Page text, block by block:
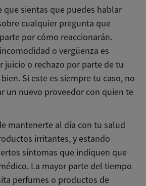
que sientas que puedes hablar
cualquier pregunta que
por cómo reaccionarán.
o vergüenza es
juicio o rechazo por parte de tu
Si este es siempre tu caso, no
un nuevo proveedor con quien te
mantenerte al día con tu salud
irritantes, y estando
síntomas que indiquen que
La mayor parte del tiempo
perfumes o productos de